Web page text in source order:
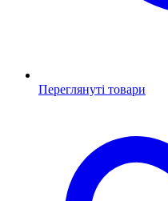
Переглянуті товари